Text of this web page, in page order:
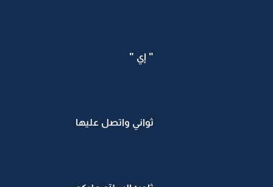
" إي "
ثواني واتصل عليها